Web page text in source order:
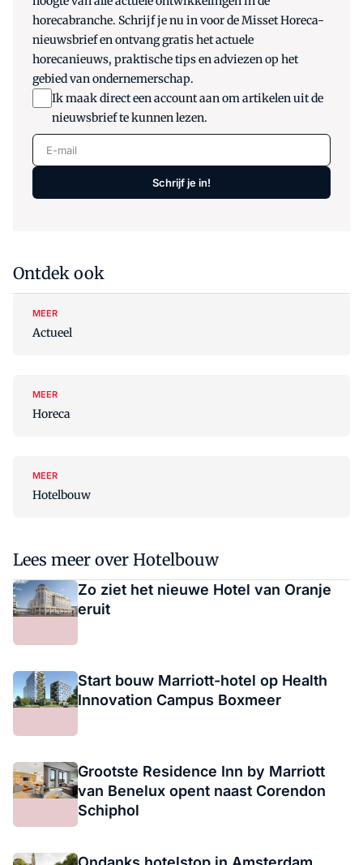
horecabranche. Schrijf je nu in voor de Misset Horeca-
nieuwsbrief en ontvang gratis het actuele
horecanieuws, praktische tips en adviezen op het
gebied van ondernemerschap.
Ik maak direct een account aan om artikelen uit de
nieuwsbrief te kunnen lezen.
E-mail
Schrijf je in!
Ontdek ook
MEER
Actueel
MEER
Horeca
MEER
Hotelbouw
Lees meer over Hotelbouw
Zo ziet het nieuwe Hotel van Oranje
eruit
Start bouw Marriott-hotel op Health
Innovation Campus Boxmeer
Grootste Residence Inn by Marriott
van Benelux opent naast Corendon
Schiphol